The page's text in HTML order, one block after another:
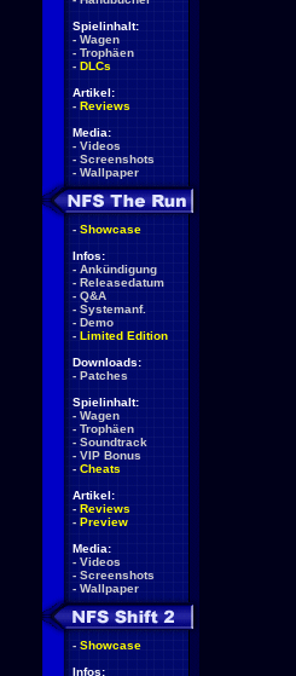
Spielinhalt:
- Wagen
- Trophäen
- DLCs
Artikel:
- Reviews
Media:
- Videos
- Screenshots
- Wallpaper
- Showcase
Infos:
- Ankündigung
- Releasedatum
- Q&A
- Systemanf.
- Demo
- Limited Edition
Downloads:
- Patches
Spielinhalt:
- Wagen
- Trophäen
- Soundtrack
- VIP Bonus
- Cheats
Artikel:
- Reviews
- Preview
Media:
- Videos
- Screenshots
- Wallpaper
- Showcase
Infos: